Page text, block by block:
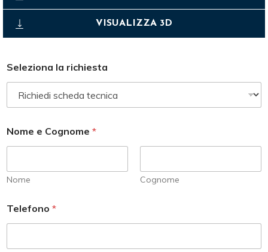
VISUALIZZA 3D
Seleziona la richiesta
Nome e Cognome *
Nome Cognome
Telefono *